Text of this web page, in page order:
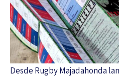
Desde Rugby Majadahonda